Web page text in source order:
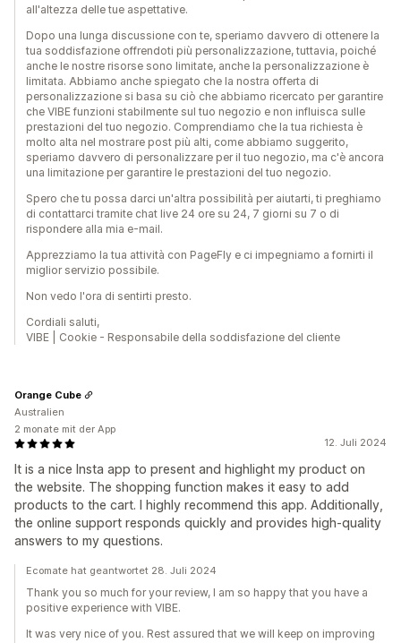
all'altezza delle tue aspettative.
Dopo una lunga discussione con te, speriamo davvero di ottenere la
tua soddisfazione offrendoti più personalizzazione, tuttavia, poiché
anche le nostre risorse sono limitate, anche la personalizzazione è
limitata. Abbiamo anche spiegato che la nostra offerta di
personalizzazione si basa su ciò che abbiamo ricercato per garantire
che VIBE funzioni stabilmente sul tuo negozio e non influisca sulle
prestazioni del tuo negozio. Comprendiamo che la tua richiesta è
molto alta nel mostrare post più alti, come abbiamo suggerito,
speriamo davvero di personalizzare per il tuo negozio, ma c'è ancora
una limitazione per garantire le prestazioni del tuo negozio.
Spero che tu possa darci un'altra possibilità per aiutarti, ti preghiamo
di contattarci tramite chat live 24 ore su 24, 7 giorni su 7 o di
rispondere alla mia e-mail.
Apprezziamo la tua attività con PageFly e ci impegniamo a fornirti il ​​
miglior servizio possibile.
Non vedo l'ora di sentirti presto.
Cordiali saluti,
VIBE | Cookie - Responsabile della soddisfazione del cliente
12. Juli 2024
It is a nice Insta app to present and highlight my product on
the website. The shopping function makes it easy to add
products to the cart. I highly recommend this app. Additionally,
the online support responds quickly and provides high-quality
answers to my questions.
Orange Cube
Australien
2 monate mit der App
Ecomate hat geantwortet 28. Juli 2024
Thank you so much for your review, I am so happy that you have a
positive experience with VIBE.
It was very nice of you. Rest assured that we will keep on improving